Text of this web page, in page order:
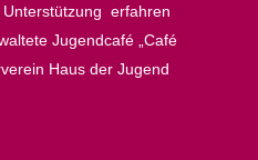
erfahren
Jugendcafé „Café
Haus der Jugend